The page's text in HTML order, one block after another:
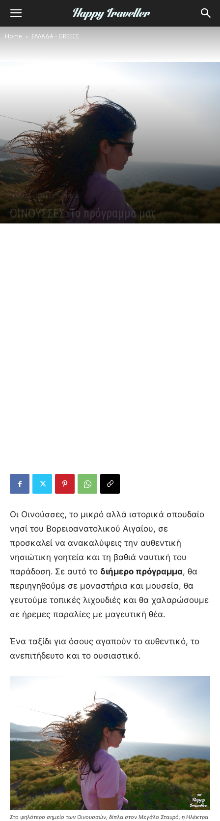
Home ΕΛΛΑΔΑ - GREECE
ΕΛΛΑΔΑ - GREECE ΝΗΣΙΑ
ΟΙΝΟΥΣΣΕΣ: Το πρόγραμμά μας
Οι Οινούσσες, το μικρό αλλά ιστορικά σπουδαίο
νησί του Βορειοανατολικού Αιγαίου, σε
προσκαλεί να ανακαλύψεις την αυθεντική
νησιώτικη γοητεία και τη βαθιά ναυτική του
παράδοση. Σε αυτό το διήμερο πρόγραμμα, θα
περιηγηθούμε σε μοναστήρια και μουσεία, θα
γευτούμε τοπικές λιχουδιές και θα χαλαρώσουμε
σε ήρεμες παραλίες με μαγευτική θέα.
Ένα ταξίδι για όσους αγαπούν το αυθεντικό, το
ανεπιτήδευτο και το ουσιαστικό.
Στο ψηλότερο σημείο των Οινουσσών, δίπλα στον Μεγάλο Σταυρό, η Ηλέκτρα